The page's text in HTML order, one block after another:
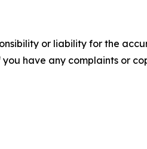
or liability for the
have any complaints or